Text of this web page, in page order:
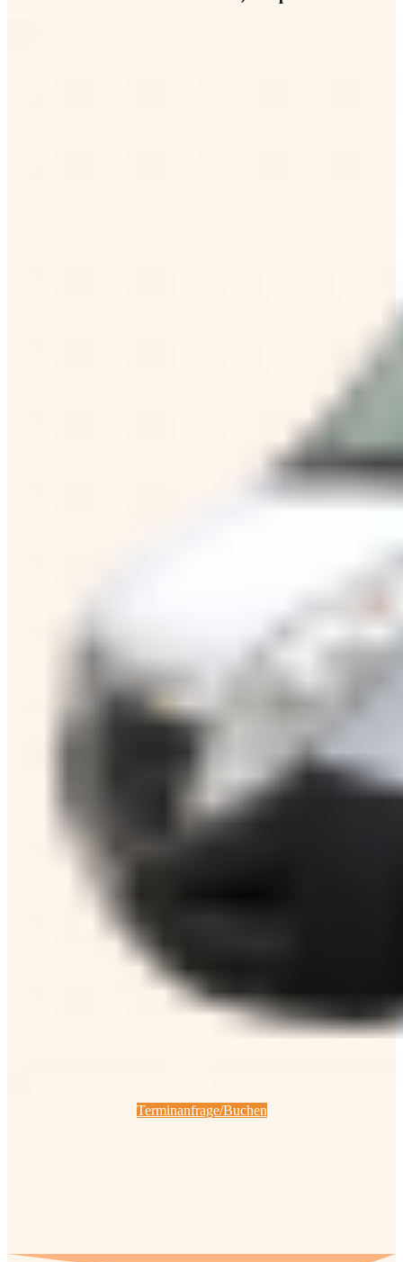
Terminanfrage/Buchen